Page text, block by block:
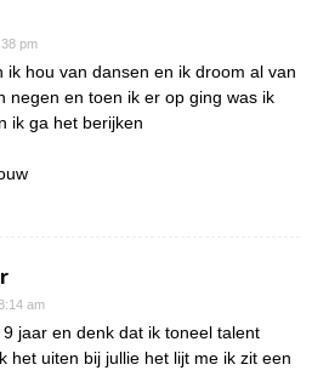
pm
ik hou van dansen en ik droom al van
negen en toen ik er op ging was ik
ik ga het berijken
am
jaar en denk dat ik toneel talent
het uiten bij jullie het lijt me ik zit een